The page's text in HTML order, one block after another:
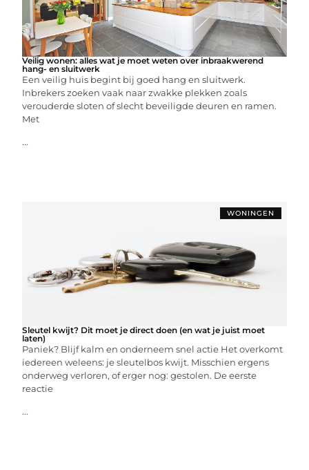
Veilig wonen: alles wat je moet weten over inbraakwerend
hang- en sluitwerk
Een veilig huis begint bij goed hang en sluitwerk.
Inbrekers zoeken vaak naar zwakke plekken zoals
verouderde sloten of slecht beveiligde deuren en ramen.
Met
...
WONINGEN
Sleutel kwijt? Dit moet je direct doen (en wat je juist moet
laten)
Paniek? Blijf kalm en onderneem snel actie Het overkomt
iedereen weleens: je sleutelbos kwijt. Misschien ergens
onderweg verloren, of erger nog: gestolen. De eerste
reactie
...